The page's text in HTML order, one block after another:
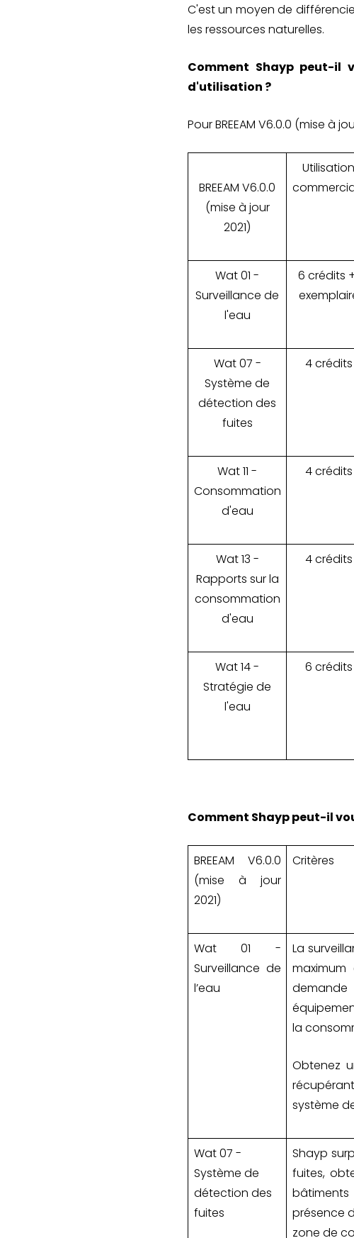
C'est un moyen de
les ressources naturelles.
Comment Shayp peut-il
d'utilisation ?
Pour BREEAM V6.0.0 (mise à
BREEAM V6.0.0
(mise à jour
2021)
Utilisation
Wat 01 -
Surveillance de
l'eau
6 crédits
Wat 07 -
Système de
détection des
fuites
4 crédits
Wat 11 -
Consommation
d'eau
4 crédits
Wat 13 -
Rapports sur la
consommation
d'eau
4 crédits
Wat 14 -
Stratégie de
l'eau
6 crédits
Comment Shayp peut-il
BREEAM V6.0.0
(mise à jour
2021)
Critères
Wat 01 -
Surveillance de
l’eau
La
la
Obtenez
système
Wat 07 -
Système de
détection des
fuites
Shayp
fuites,
présence
zone de